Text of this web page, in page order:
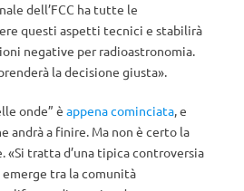
dell’FCC ha tutte le
questi aspetti tecnici e stabilirà
negative per radioastronomia.
la decisione giusta».
onde” è appenacominciata, e
andrà a finire. Ma non è certo la
«Si tratta d’una tipica controversia
emerge tra la comunità